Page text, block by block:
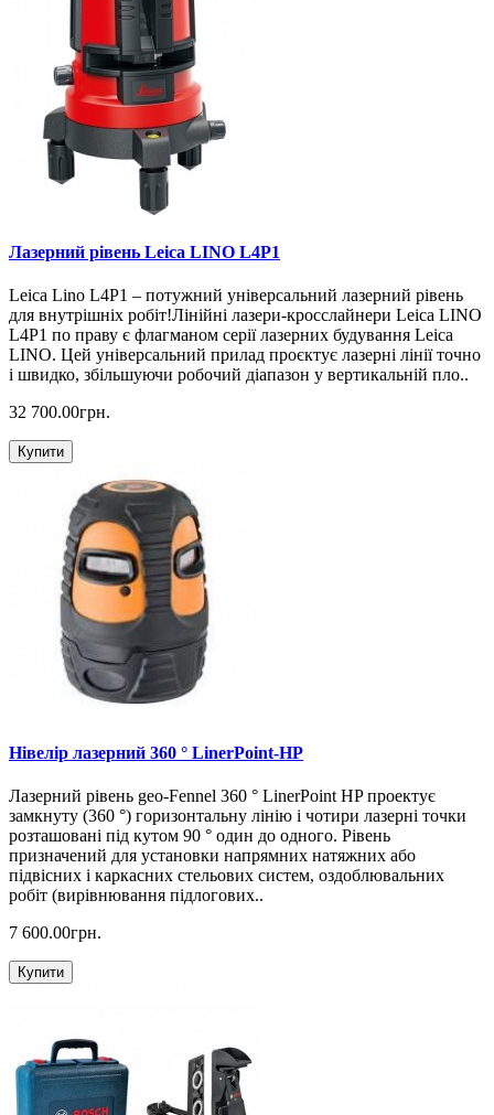
Лазерний рівень Leica LINO L4P1
Leica Lino L4P1 – потужний універсальний лазерний рівень
для внутрішніх робіт!Лінійні лазери-кросслайнери Leica LINO
L4P1 по праву є флагманом серії лазерних будування Leica
LINO. Цей універсальний прилад проєктує лазерні лінії точно
і швидко, збільшуючи робочий діапазон у вертикальній пло..
32 700.00грн.
Купити
Нівелір лазерний 360 ° LinerPoint-HP
Лазерний рівень geo-Fennel 360 ° LinerPoint HP проектує
замкнуту (360 °) горизонтальну лінію і чотири лазерні точки
розташовані під кутом 90 ° один до одного. Рівень
призначений для установки напрямних натяжних або
підвісних і каркасних стельових систем, оздоблювальних
робіт (вирівнювання підлогових..
7 600.00грн.
Купити